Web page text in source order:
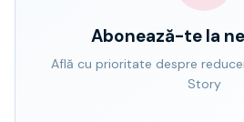
Abonează-te la
Află cu prioritate despre
Story